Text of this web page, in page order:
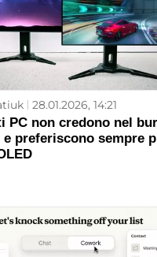
28.01.2026, 14:21
PC non credono nel
preferiscono sempre